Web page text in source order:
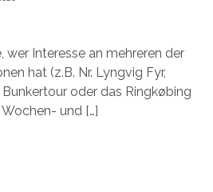
wer Interesse an mehreren der
hat (z.B. Nr. Lyngvig Fyr,
oder das Ringkøbing
und […]